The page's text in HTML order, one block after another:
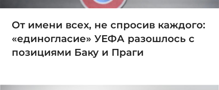
От имени всех, не спросив каждого:
«единогласие» УЕФА разошлось с
позициями Баку и Праги